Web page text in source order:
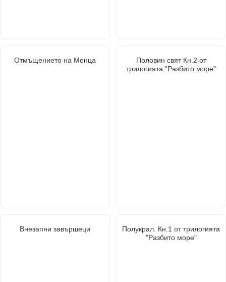
Отмъщението на Монца
Половин свят Кн.2 от
трилогията "Разбито море"
Внезапни завършеци
Полукрал. Кн.1 от трилогията
"Разбито море"